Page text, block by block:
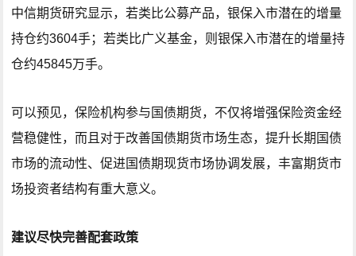
中信期货研究显示，若类比公募产品，银保入市潜在的增量
持仓约3604手；若类比广义基金，则银保入市潜在的增量持
仓约45845万手。
可以预见，保险机构参与国债期货，不仅将增强保险资金经
营稳健性，而且对于改善国债期货市场生态，提升长期国债
市场的流动性、促进国债期现货市场协调发展，丰富期货市
场投资者结构有重大意义。
建议尽快完善配套政策